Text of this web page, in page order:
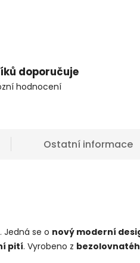
doporučuje
hodnocení
Ostatní informace
. Jedná se o nový moderní
pití. Vyrobeno z